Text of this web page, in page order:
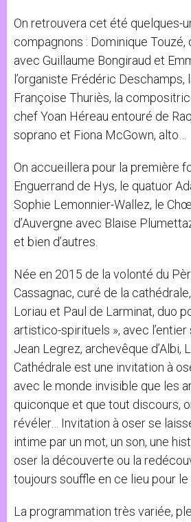
On retrouvera cet été quelques-
compagnons : Dominique Touzé,
avec Guillaume Bongiraud et
l’organiste Frédéric Deschamps,
Françoise Thuriès, la
chef Yoan Héreau entouré de
soprano et Fiona McGown, alto…
On accueillera pour la première
Enguerrand de Hys, le quatuor
Sophie Lemonnier-Wallez, le
d’Auvergne avec Blaise
et bien d’autres.
Née en 2015 de la volonté du
Cassagnac, curé de la
Loriau et Paul de Larminat, duo
artistico-spirituels », avec
Jean Legrez, archevêque d’Albi,
Cathédrale est une invitation à
avec le monde invisible que les
quiconque et que tout discours,
révéler… Invitation à oser se
intime par un mot, un son, une
oser la découverte ou la
toujours souffle en ce lieu pour le
La programmation très variée,